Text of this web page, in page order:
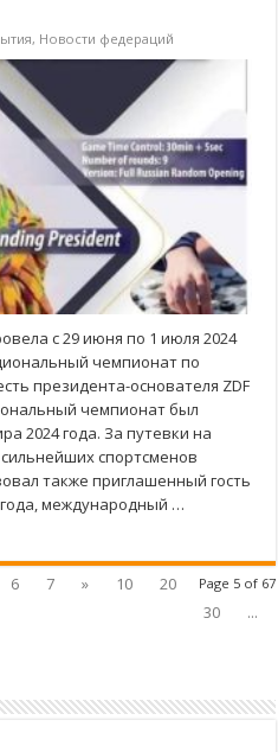
, Новости федераций
с 29 июня по 1 июля 2024
чемпионат по
президента-основателя ZDF
чемпионат был
2024 года. За путевки на
спортсменов
также приглашенный гость
года, международный …
Page 5 of 67
6 7 » 10
20
30
...